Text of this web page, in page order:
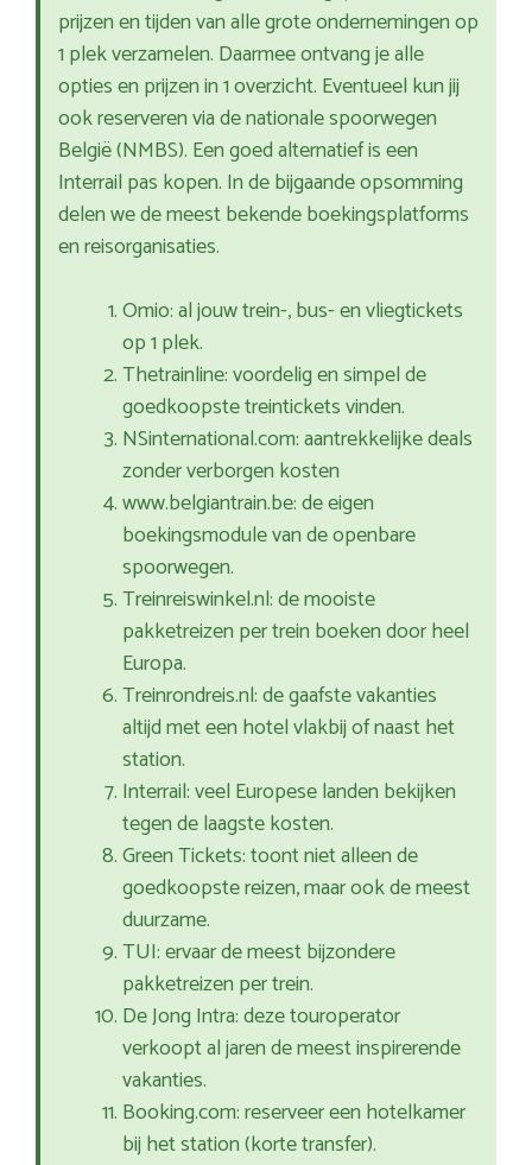
prijzen en tijden van alle grote ondernemingen op
1 plek verzamelen. Daarmee ontvang je alle
opties en prijzen in 1 overzicht. Eventueel kun jij
ook reserveren via de nationale spoorwegen
België (NMBS). Een goed alternatief is een
Interrail pas kopen. In de bijgaande opsomming
delen we de meest bekende boekingsplatforms
en reisorganisaties.
Omio: al jouw trein-, bus- en vliegtickets
op 1 plek.
Thetrainline: voordelig en simpel de
goedkoopste treintickets vinden.
NSinternational.com: aantrekkelijke deals
zonder verborgen kosten
www.belgiantrain.be: de eigen
boekingsmodule van de openbare
spoorwegen.
Treinreiswinkel.nl: de mooiste
pakketreizen per trein boeken door heel
Europa.
Treinrondreis.nl: de gaafste vakanties
altijd met een hotel vlakbij of naast het
station.
Interrail: veel Europese landen bekijken
tegen de laagste kosten.
Green Tickets: toont niet alleen de
goedkoopste reizen, maar ook de meest
duurzame.
TUI: ervaar de meest bijzondere
pakketreizen per trein.
De Jong Intra: deze touroperator
verkoopt al jaren de meest inspirerende
vakanties.
Booking.com: reserveer een hotelkamer
bij het station (korte transfer).